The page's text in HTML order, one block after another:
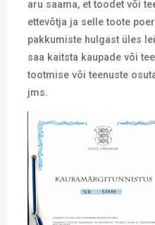
aru saama, et toodet või
ettevõtja ja selle toote
pakkumiste hulgast üles
saa kaitsta kaupade või
tootmise või teenuste
jms.